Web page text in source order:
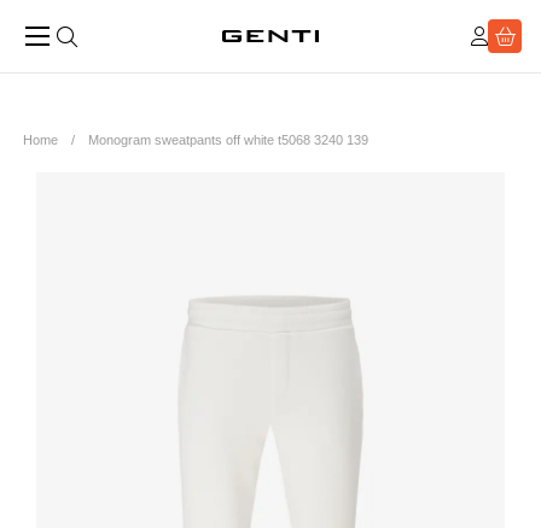
Home Monogram sweatpants off white t5068 3240 139